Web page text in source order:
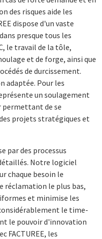
des risques aide les
dispose d'un vaste
presque tous les
le travail de la tôle,
et de forge, ainsi que
de durcissement.
adaptée. Pour les
un soulagement
permettant de se
projets stratégiques et
par des processus
Notre logiciel
chaque besoin le
réclamation le plus bas,
et minimise les
le time-
le pouvoir d'innovation
FACTUREE, les